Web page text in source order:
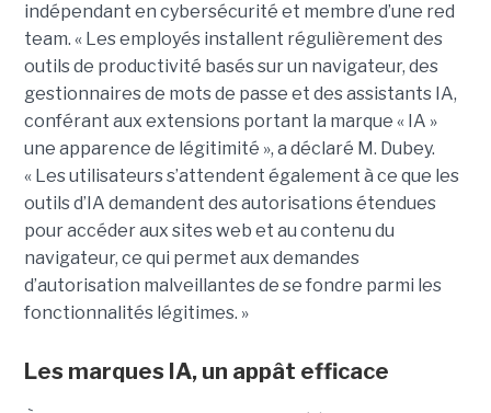
indépendant en cybersécurité et membre d’une red
team. « Les employés installent régulièrement des
outils de productivité basés sur un navigateur, des
gestionnaires de mots de passe et des assistants IA,
conférant aux extensions portant la marque « IA »
une apparence de légitimité », a déclaré M. Dubey.
« Les utilisateurs s’attendent également à ce que les
outils d’IA demandent des autorisations étendues
pour accéder aux sites web et au contenu du
navigateur, ce qui permet aux demandes
d’autorisation malveillantes de se fondre parmi les
fonctionnalités légitimes. »
Les marques IA, un appât efficace